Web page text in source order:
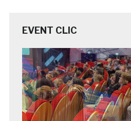
EVENT CLIC